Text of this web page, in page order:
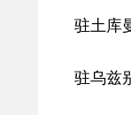
驻土库
驻乌兹